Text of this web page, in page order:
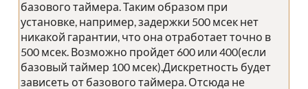
базового таймера. Таким образом при
установке, например, задержки 500 мсек нет
никакой гарантии, что она отработает точно в
500 мсек. Возможно пройдет 600 или 400(если
базовый таймер 100 мсек).Дискретность будет
зависеть от базового таймера. Отсюда не